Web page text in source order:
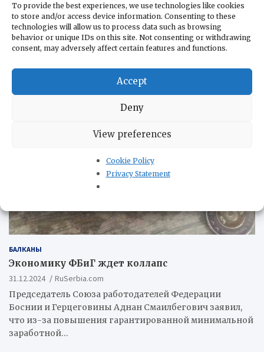
To provide the best experiences, we use technologies like cookies
to store and/or access device information. Consenting to these
technologies will allow us to process data such as browsing
behavior or unique IDs on this site. Not consenting or withdrawing
consent, may adversely affect certain features and functions.
Accept
Deny
View preferences
Cookie Policy
Privacy Statement
Компания Igman d.d. Konjic из Федерации БиГ,
несмотря на рекордные доходы, отмечает
значительное падение прибыли (разница…
БАЛКАНЫ
Экономику ФБиГ ждет коллапс
31.12.2024
RuSerbia.com
Председатель Союза работодателей Федерации
Боснии и Герцеговины Аднан Смаилбегович заявил,
что из-за повышения гарантированной минимальной
заработной…